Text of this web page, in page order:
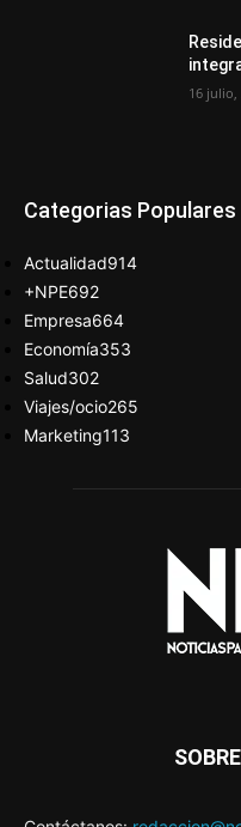
16 julio,
Categorias Populares
Actualidad914
+NPE692
Empresa664
Economía353
Salud302
Viajes/ocio265
Marketing113